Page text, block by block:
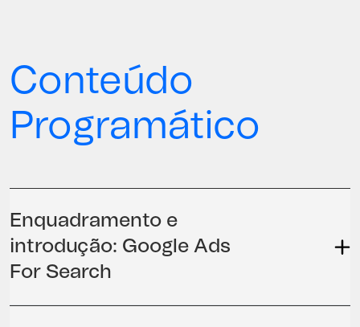
Conteúdo
Programático
Enquadramento e
introdução: Google Ads
For Search